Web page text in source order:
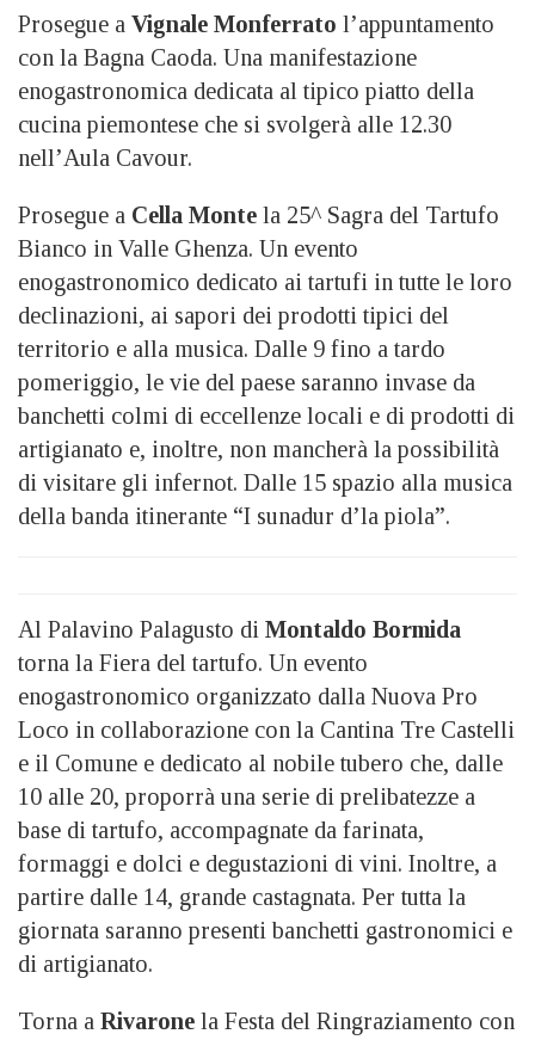
Prosegue a Vignale Monferrato l’appuntamento
con la Bagna Caoda. Una manifestazione
enogastronomica dedicata al tipico piatto della
cucina piemontese che si svolgerà alle 12.30
nell’Aula Cavour.
Prosegue a Cella Monte la 25^ Sagra del Tartufo
Bianco in Valle Ghenza. Un evento
enogastronomico dedicato ai tartufi in tutte le loro
declinazioni, ai sapori dei prodotti tipici del
territorio e alla musica. Dalle 9 fino a tardo
pomeriggio, le vie del paese saranno invase da
banchetti colmi di eccellenze locali e di prodotti di
artigianato e, inoltre, non mancherà la possibilità
di visitare gli infernot. Dalle 15 spazio alla musica
della banda itinerante “I sunadur d’la piola”.
Al Palavino Palagusto di Montaldo Bormida
torna la Fiera del tartufo. Un evento
enogastronomico organizzato dalla Nuova Pro
Loco in collaborazione con la Cantina Tre Castelli
e il Comune e dedicato al nobile tubero che, dalle
10 alle 20, proporrà una serie di prelibatezze a
base di tartufo, accompagnate da farinata,
formaggi e dolci e degustazioni di vini. Inoltre, a
partire dalle 14, grande castagnata. Per tutta la
giornata saranno presenti banchetti gastronomici e
di artigianato.
Torna a Rivarone la Festa del Ringraziamento con